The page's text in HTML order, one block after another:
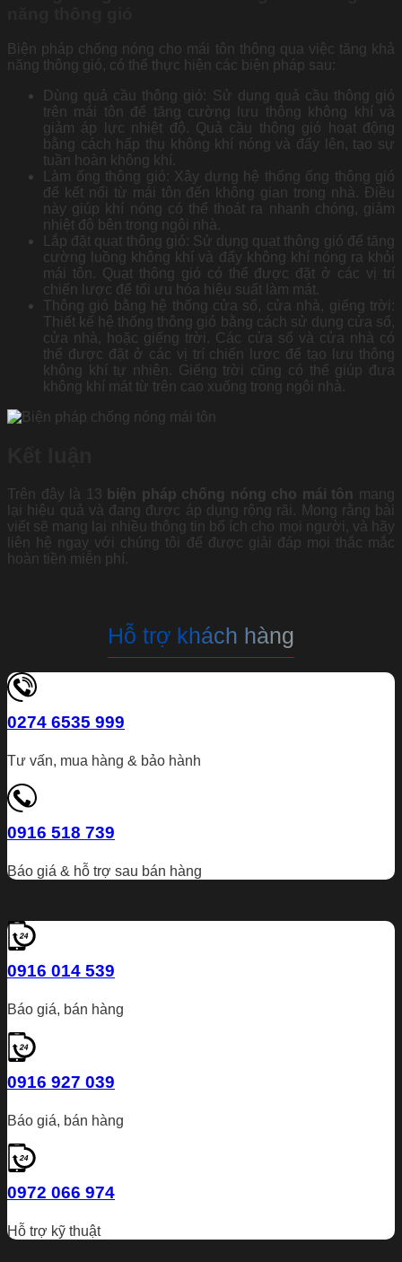
Biện pháp chống nóng cho mái tôn thông qua việc tăng khả
năng thông gió, có thể thực hiện các biện pháp sau:
Dùng quả cầu thông gió: Sử dụng quả cầu thông gió
trên mái tôn để tăng cường lưu thông không khí và
giảm áp lực nhiệt độ. Quả cầu thông gió hoạt động
bằng cách hấp thụ không khí nóng và đẩy lên, tạo sự
tuần hoàn không khí.
Làm ống thông gió: Xây dựng hệ thống ống thông gió
để kết nối từ mái tôn đến không gian trong nhà. Điều
này giúp khí nóng có thể thoát ra nhanh chóng, giảm
nhiệt độ bên trong ngôi nhà.
Lắp đặt quạt thông gió: Sử dụng quạt thông gió để tăng
cường luồng không khí và đẩy không khí nóng ra khỏi
mái tôn. Quạt thông gió có thể được đặt ở các vị trí
chiến lược để tối ưu hóa hiệu suất làm mát.
Thông gió bằng hệ thống cửa sổ, cửa nhà, giếng trời:
Thiết kế hệ thống thông gió bằng cách sử dụng cửa sổ,
cửa nhà, hoặc giếng trời. Các cửa sổ và cửa nhà có
thể được đặt ở các vị trí chiến lược để tạo lưu thông
không khí tự nhiên. Giếng trời cũng có thể giúp đưa
không khí mát từ trên cao xuống trong ngôi nhà.
Trên đây là 13 biện pháp chống nóng cho mái tôn mang
lại hiệu quả và đang được áp dụng rộng rãi. Mong rằng bài
viết sẽ mang lại nhiều thông tin bổ ích cho mọi người, và hãy
liên hệ ngay với chúng tôi để được giải đáp mọi thắc mắc
hoàn tiền miễn phí.
Hỗ trợ khách hàng
0274 6535 999
Tư vấn, mua hàng & bảo hành
0916 518 739
Báo giá & hỗ trợ sau bán hàng
0916 014 539
Báo giá, bán hàng
0916 927 039
Báo giá, bán hàng
0972 066 974
Hỗ trợ kỹ thuật